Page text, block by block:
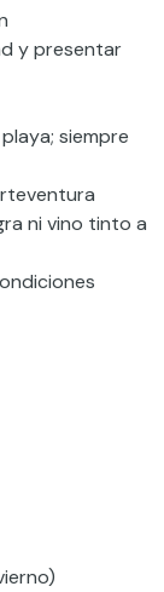
y presentar
siempre
ni vino tinto a